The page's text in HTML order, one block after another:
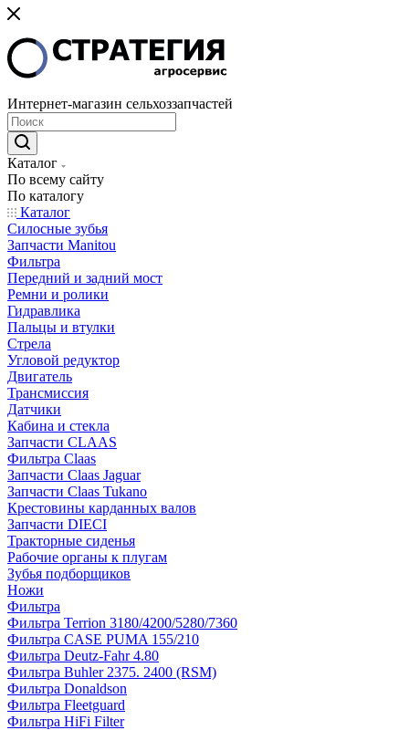
Интернет-магазин сельхоззапчастей
Каталог
По всему сайту
По каталогу
Каталог
Cилосные зубья
Запчасти Manitou
Фильтра
Передний и задний мост
Ремни и ролики
Гидравлика
Пальцы и втулки
Стрела
Угловой редуктор
Двигатель
Трансмиссия
Датчики
Кабина и стекла
Запчасти CLAAS
Фильтра Claas
Запчасти Claas Jaguar
Запчасти Claas Tukano
Крестовины карданных валов
Запчасти DIECI
Тракторные сиденья
Рабочие органы к плугам
Зубья подборщиков
Ножи
Фильтра
Фильтра Terrion 3180/4200/5280/7360
Фильтра CASE PUMA 155/210
Фильтра Deutz-Fahr 4.80
Фильтра Buhler 2375. 2400 (RSM)
Фильтра Donaldson
Фильтра Fleetguard
Фильтра HiFi Filter